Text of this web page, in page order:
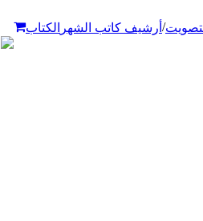
/ أرشيف كاتب الشهر الكتاب